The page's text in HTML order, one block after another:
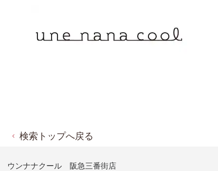
検索トップへ戻る
ウンナナクール 阪急三番街店